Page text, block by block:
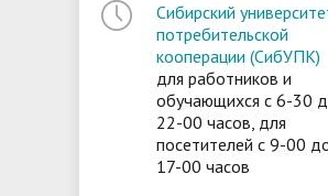
Сибирский
потребительской
кооперации (СибУПК)
для работников и
обучающихся с 6-30
22-00 часов, для
посетителей с 9-00
17-00 часов